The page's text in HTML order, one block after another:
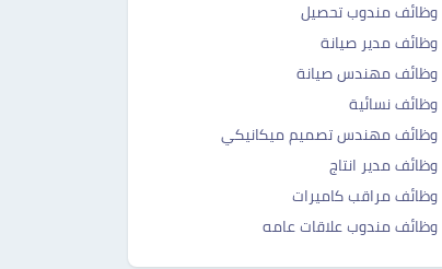
وظائف مندوب تحصيل
وظائف مدير صيانة
وظائف مهندس صيانة
وظائف نسائية
وظائف مهندس تصميم ميكانيكي
وظائف مدير انتاج
وظائف مراقب كاميرات
وظائف مندوب علاقات عامه